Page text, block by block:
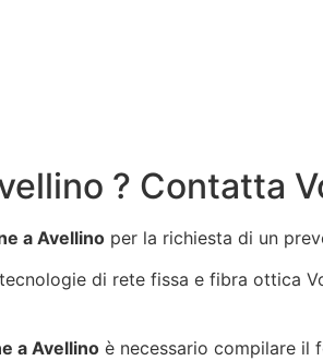
? Contatta
a Avellino per la richiesta di un
di rete fissa e fibra ottica
a Avellino è necessario compilare il